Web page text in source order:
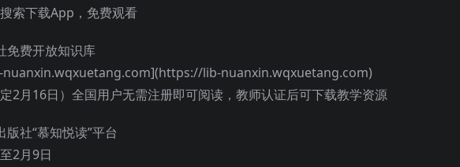
索下载App，免费观看
免费开放知识库
lib-nuanxin.wqxuetang.com)
2月16日）全国用户无需注册即可阅读，教师认证后可下载教学资源
社“慕知悦读”平台
2月9日